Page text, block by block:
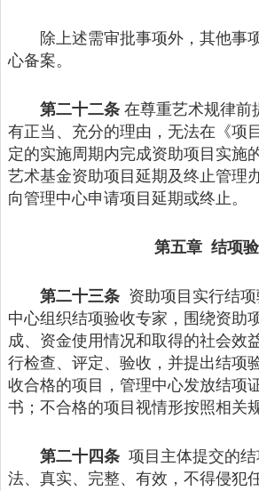
除上述需审批事项外，其他事
心备案。
第二十二条 在尊重艺术规律前
有正当、充分的理由，无法在《项
定的实施周期内完成资助项目实施
艺术基金资助项目延期及终止管理
向管理中心申请项目延期或终止。
第五章 结项
第二十三条 资助项目实行结
中心组织结项验收专家，围绕资助
成、资金使用情况和取得的社会效
行检查、评定、验收，并提出结项
收合格的项目，管理中心发放结项
书；不合格的项目视情形按照相关
第二十四条 项目主体提交的
法、真实、完整、有效，不得侵犯